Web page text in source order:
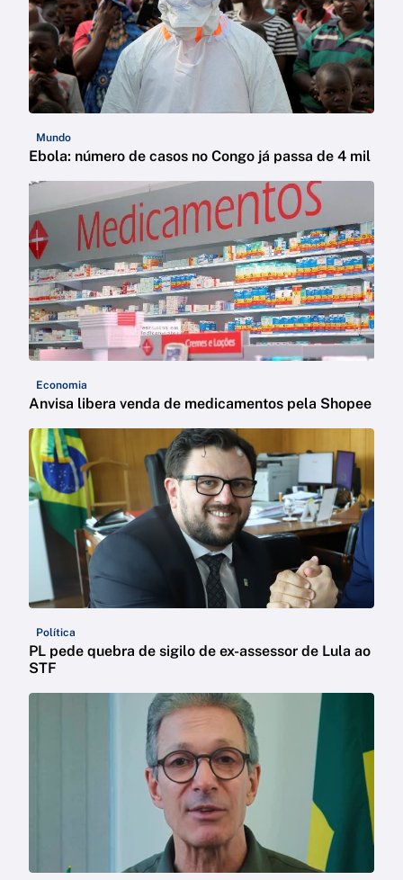
Mundo
Ebola: número de casos no Congo já passa de 4 mil
Economia
Anvisa libera venda de medicamentos pela Shopee
Política
PL pede quebra de sigilo de ex-assessor de Lula ao
STF